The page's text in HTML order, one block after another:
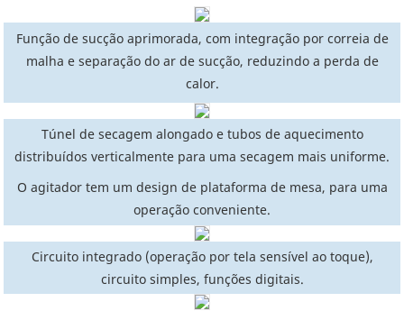
Função de sucção aprimorada, com integração por correia de
malha e separação do ar de sucção, reduzindo a perda de
calor.
Túnel de secagem alongado e tubos de aquecimento
distribuídos verticalmente para uma secagem mais uniforme.
O agitador tem um design de plataforma de mesa, para uma
operação conveniente.
Circuito integrado (operação por tela sensível ao toque),
circuito simples, funções digitais.